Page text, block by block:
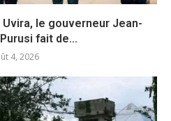
le gouverneur Jean-
fait de...
4, 2026